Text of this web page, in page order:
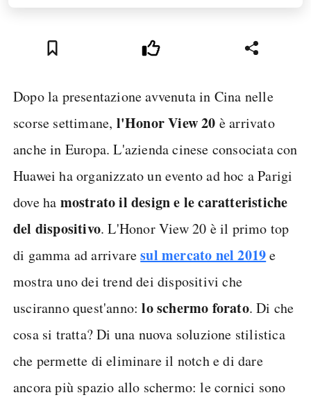
Dopo la presentazione avvenuta in Cina nelle
scorse settimane, l'Honor View 20 è arrivato
anche in Europa. L'azienda cinese consociata con
Huawei ha organizzato un evento ad hoc a Parigi
dove ha mostrato il design e le caratteristiche
del dispositivo. L'Honor View 20 è il primo top
di gamma ad arrivaresul mercato nel 2019e
mostra uno dei trend dei dispositivi che
usciranno quest'anno:lo schermo forato. Di che
cosa si tratta? Di una nuova soluzione stilistica
che permette di eliminare il notch e di dare
ancora più spazio allo schermo: le cornici sono